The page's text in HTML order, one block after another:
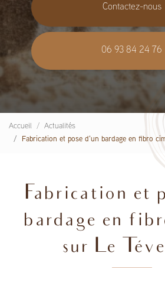
Contactez-nous
06 93 84 24 76
Accueil
Actualités
Fabrication et pose d'un bardage en fibro
Fabrication et
bardage en
sur Le